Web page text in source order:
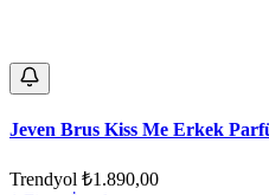
Jeven Brus Kiss Me Erkek
Trendyol ₺1.890,00